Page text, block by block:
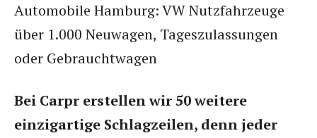
Automobile Hamburg: VW Nutzfahrzeuge
über 1.000 Neuwagen, Tageszulassungen
oder Gebrauchtwagen
Bei Carpr erstellen wir 50 weitere
einzigartige Schlagzeilen, denn jeder